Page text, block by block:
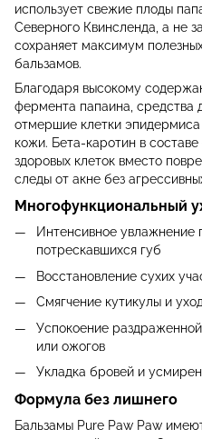
использует свежие плоды
Северного Квинсленда, а не
сохраняет максимум
бальзамов.
Благодаря высокому
фермента папаина, средства
отмершие клетки
кожи. Бета-каротин в
здоровых клеток вместо
следы от акне без
Многофункциональный
Интенсивное увлажнение
потрескавшихся губ
Восстановление сухих
Смягчение кутикулы и
Успокоение
или ожогов
Укладка бровей и
Формула без лишнего
Бальзамы Pure Paw Paw